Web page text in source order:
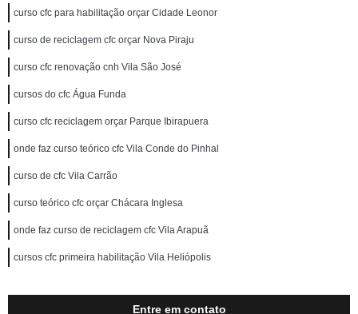
curso cfc para habilitação orçar Cidade Leonor
curso de reciclagem cfc orçar Nova Piraju
curso cfc renovação cnh Vila São José
cursos do cfc Água Funda
curso cfc reciclagem orçar Parque Ibirapuera
onde faz curso teórico cfc Vila Conde do Pinhal
curso de cfc Vila Carrão
curso teórico cfc orçar Chácara Inglesa
onde faz curso de reciclagem cfc Vila Arapuã
cursos cfc primeira habilitação Vila Heliópolis
Entre em contato